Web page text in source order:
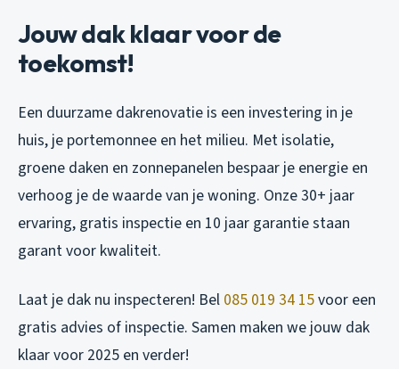
Jouw dak klaar voor de
toekomst!
Een duurzame dakrenovatie is een investering in je
huis, je portemonnee en het milieu. Met isolatie,
groene daken en zonnepanelen bespaar je energie en
verhoog je de waarde van je woning. Onze 30+ jaar
ervaring, gratis inspectie en 10 jaar garantie staan
garant voor kwaliteit.
Laat je dak nu inspecteren! Bel 085 019 34 15voor een
gratis advies of inspectie. Samen maken we jouw dak
klaar voor 2025 en verder!